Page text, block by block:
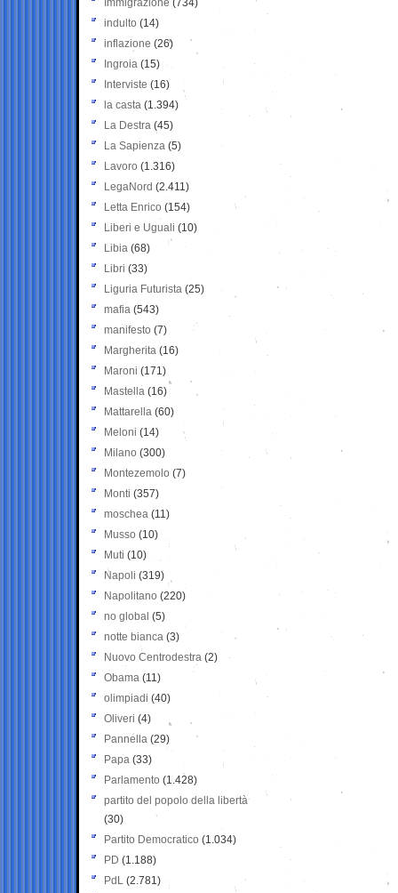
Immigrazione (734)
indulto (14)
inflazione (26)
Ingroia (15)
Interviste (16)
la casta (1.394)
La Destra (45)
La Sapienza (5)
Lavoro (1.316)
LegaNord (2.411)
Letta Enrico (154)
Liberi e Uguali (10)
Libia (68)
Libri (33)
Liguria Futurista (25)
mafia (543)
manifesto (7)
Margherita (16)
Maroni (171)
Mastella (16)
Mattarella (60)
Meloni (14)
Milano (300)
Montezemolo (7)
Monti (357)
moschea (11)
Musso (10)
Muti (10)
Napoli (319)
Napolitano (220)
no global (5)
notte bianca (3)
Nuovo Centrodestra (2)
Obama (11)
olimpiadi (40)
Oliveri (4)
Pannella (29)
Papa (33)
Parlamento (1.428)
partito del popolo della libertà
(30)
Partito Democratico (1.034)
PD (1.188)
PdL (2.781)